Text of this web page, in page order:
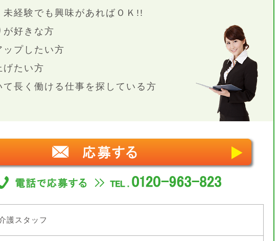
未経験でも興味があればＯＫ!!
が好きな方
ップしたい方
げたい方
て長く働ける仕事を探している方
護スタッフ